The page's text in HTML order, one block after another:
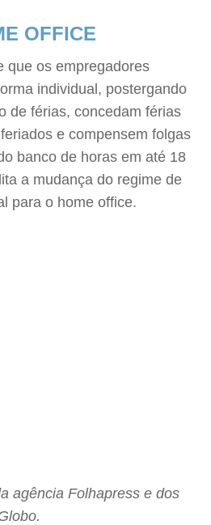
OFFICE
que os empregadores
individual, postergando
de férias, concedam férias
e compensem folgas
banco de horas em até 18
a mudança do regime de
para o home office.
agência Folhapress e dos